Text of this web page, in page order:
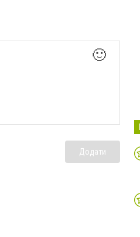
🙂
Додати